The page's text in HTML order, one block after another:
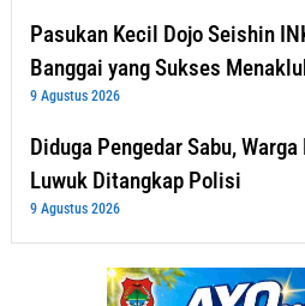
Pasukan Kecil Dojo Seishin
Banggai yang Sukses
9 Agustus 2026
Diduga Pengedar Sabu,
Luwuk Ditangkap Polisi
9 Agustus 2026